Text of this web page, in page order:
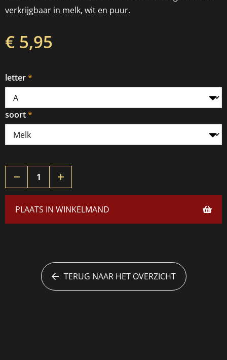
verkrijgbaar in melk, wit en puur.
€ 5,95
letter
soort
PLAATS IN WINKELMAND
TERUG NAAR HET OVERZICHT